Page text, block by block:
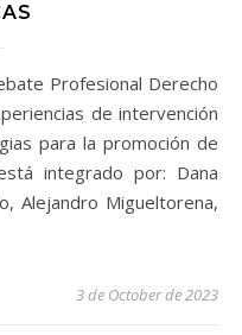
de intervención
para la promoción de
integrado por: Dana
Alejandro Migueltorena,
3 de October de 2023